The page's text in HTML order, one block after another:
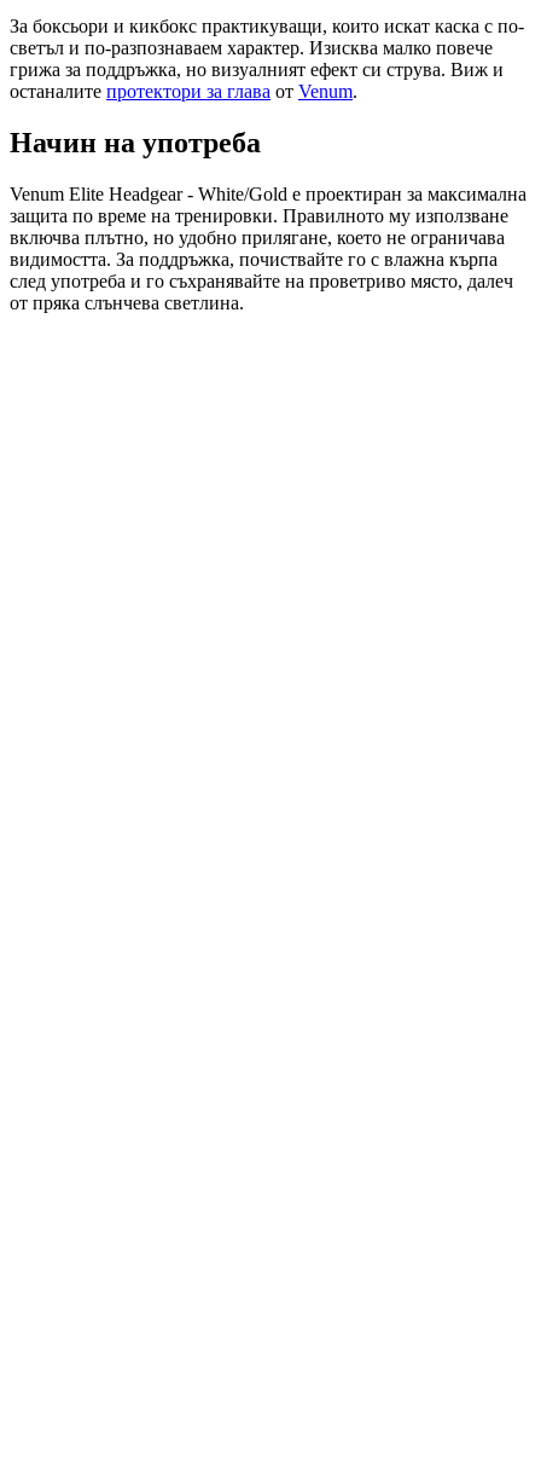
За боксьори и кикбокс практикуващи, които искат каска с по-
светъл и по-разпознаваем характер. Изисква малко повече
грижа за поддръжка, но визуалният ефект си струва. Виж и
останалите протектори за глава от Venum.
Начин на употреба
Venum Elite Headgear - White/Gold е проектиран за максимална
защита по време на тренировки. Правилното му използване
включва плътно, но удобно прилягане, което не ограничава
видимостта. За поддръжка, почиствайте го с влажна кърпа
след употреба и го съхранявайте на проветриво място, далеч
от пряка слънчева светлина.